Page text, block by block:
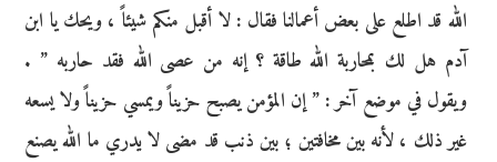
الله قد اطلع على بعض أعمالنا فقال : لا أقبل منكم شيئاً ، ويحك يا ابن
آدم هل لك بمحاربة الله طاقة ؟ إنه من عصى الله فقد حاربه ” .
ويقول في موضع آخر : ” إن المؤمن يصبح حزيناً ويمسي حزيناً ولا يسعه
غير ذلك ، لأنه بين مخافتين ؛ بين ذنب قد مضى لا يدري ما الله يصنع